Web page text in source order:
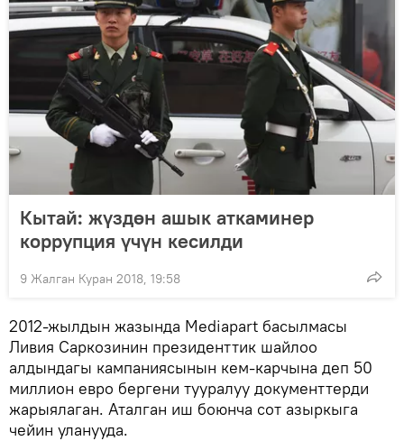
Кытай: жүздөн ашык аткаминер
коррупция үчүн кесилди
9 Жалган Куран 2018, 19:58
2012-жылдын жазында Mediapart басылмасы
Ливия Саркозинин президенттик шайлоо
алдындагы кампаниясынын кем-карчына деп 50
миллион евро бергени тууралуу документтерди
жарыялаган. Аталган иш боюнча сот азыркыга
чейин уланууда.